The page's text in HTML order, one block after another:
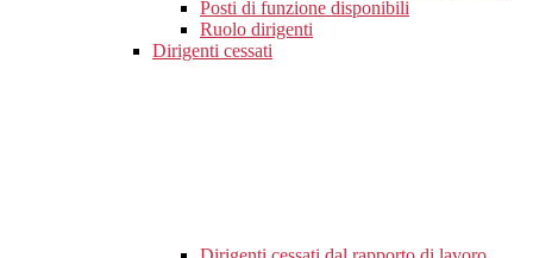
Posti di funzione disponibili
Ruolo dirigenti
Dirigenti cessati